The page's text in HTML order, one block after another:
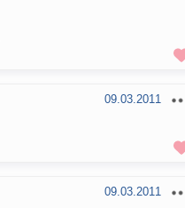
09.03.2011
09.03.2011